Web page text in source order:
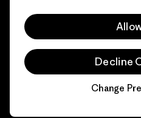
Decline
Change